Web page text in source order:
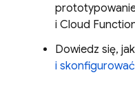
i Cloud
Dowiedz się, jak
i skonfigurować